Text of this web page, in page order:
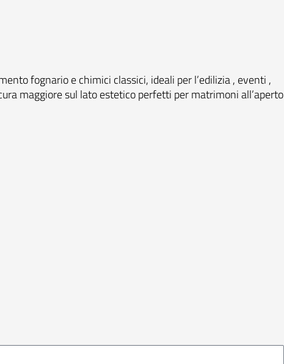
fognario e chimici classici, ideali per l’edilizia , eventi ,
maggiore sul lato estetico perfetti per matrimoni all’aperto